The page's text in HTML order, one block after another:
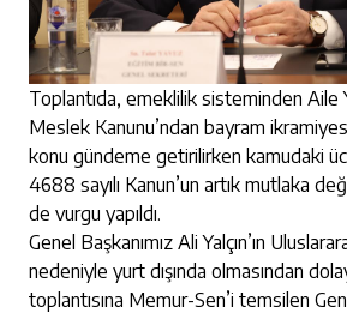
Toplantıda, emeklilik sisteminden Aile
Meslek Kanunu’ndan bayram
konu gündeme getirilirken kamudaki
4688 sayılı Kanun’un artık mutlaka
de vurgu yapıldı.
Genel Başkanımız Ali Yalçın’ın
nedeniyle yurt dışında olmasından
toplantısına Memur-Sen’i temsilen